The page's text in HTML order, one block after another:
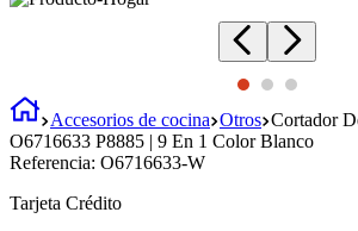
Accesorios de cocina Otros Cortador
O6716633 P8885 | 9 En 1 Color Blanco
Referencia: O6716633-W
Tarjeta Crédito